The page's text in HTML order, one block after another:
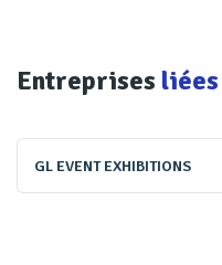
Entreprises liées
GL EVENT EXHIBITIONS